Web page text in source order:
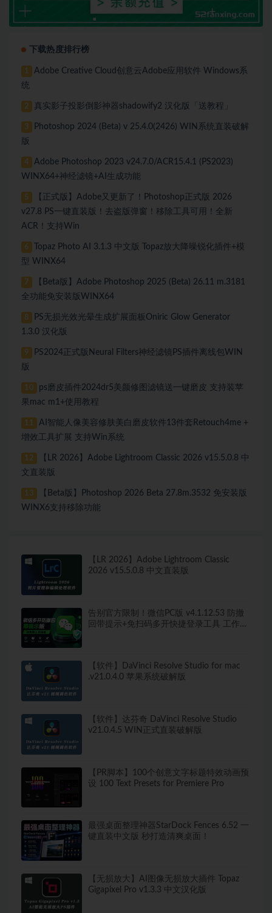
下载热度排行榜
1
Adobe Creative Cloud创意云Adobe应用软件 Windows系
统
2 真实影子投影倒影神器shadowify2 汉化版「送教程」
3
Photoshop 2024 (Beta) v 25.4.0(2426) WIN系统直装破解
版
4
Adobe Photoshop 2023 v24.7.0/ACR15.4.1 (PS2023)
WINX64+神经滤镜+AI生成功能
5
【正式版】Adobe又更新了！Photoshop正式版 2026
v27.8 PS一键直装版！去盗版弹窗！移除工具可用！全新
ACR！支持Win
6
Topaz Photo AI 3.1.3 中文版 Topaz放大降噪锐化插件+模
型 WINX64
7
【Beta版】Adobe Photoshop 2025 (Beta) 26.11 m.3181
全功能免安装版WINX64
8
PS无损光效光晕生成扩展面板Oniric Glow Generator
1.3.0 汉化版
9
PS2024正式版Neural Filters神经滤镜PS插件离线包WIN
版
10
ps磨皮插件2024dr5美颜修图滤镜送一键磨皮 支持装苹
果mac m1+使用教程
11
AI智能人像美容修肤美白磨皮软件13件套Retouch4me +
增效工具扩展 支持Win系统
12
【LR 2026】Adobe Lightroom Classic 2026 v15.5.0.8 中
文直装版
13
【Beta版】Photoshop 2026 Beta 27.8m.3532 免安装版
WINX6支持移除功能
【LR 2026】Adobe Lightroom Classic
2026 v15.5.0.8 中文直装版
告别官方限制！微信PC版 v4.1.12.53 防撤
回带提示+免扫码多开快捷登录工具 工作生
【软件】DaVinci Resolve Studio for mac
.v21.0.4.0 苹果系统破解版
【软件】达芬奇 DaVinci Resolve Studio
v21.0.4.5 WIN正式直装破解版
【PR脚本】100个创意文字标题特效动画预
设 100 Text Presets for Premiere Pro
最强桌面整理神器StarDock Fences 6.52 一
键直装中文版 秒打造清爽桌面！
【无损放大】AI图像无损放大插件 Topaz
Gigapixel Pro v1.3.3 中文汉化版